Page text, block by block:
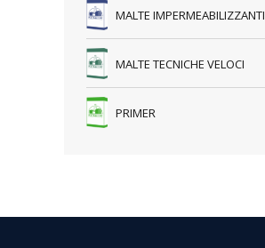
MALTE IMPERMEABILIZZANTI
MALTE TECNICHE VELOCI
PRIMER